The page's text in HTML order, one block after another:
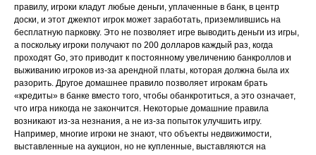
правилу, игроки кладут любые деньги, уплаченные в банк, в центр
доски, и этот джекпот игрок может заработать, приземлившись на
бесплатную парковку. Это не позволяет игре выводить деньги из игры,
а поскольку игроки получают по 200 долларов каждый раз, когда
проходят Go, это приводит к постоянному увеличению банкроллов и
выживанию игроков из-за арендной платы, которая должна была их
разорить. Другое домашнее правило позволяет игрокам брать
«кредиты» в банке вместо того, чтобы обанкротиться, а это означает,
что игра никогда не закончится. Некоторые домашние правила
возникают из-за незнания, а не из-за попыток улучшить игру.
Например, многие игроки не знают, что объекты недвижимости,
выставленные на аукцион, но не купленные, выставляются на